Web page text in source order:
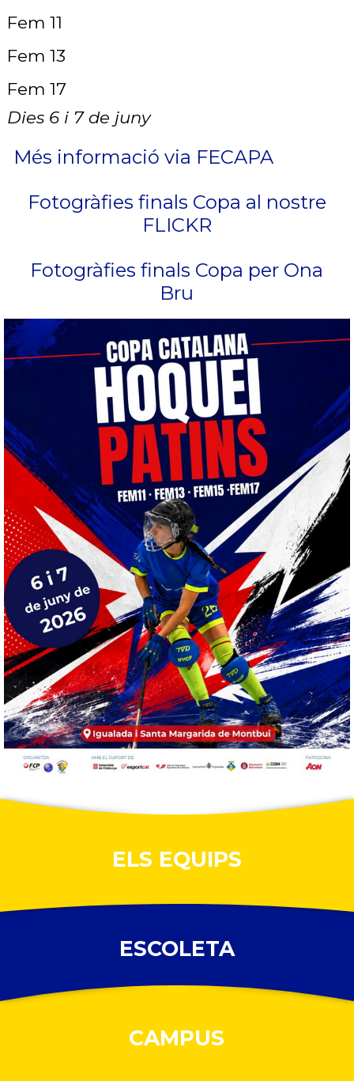
Fem 11
Fem 13
Fem 17
Dies 6 i 7 de juny
Més informació via FECAPA
Fotogràfies finals Copa al nostre
FLICKR
Fotogràfies finals Copa per Ona
Bru
ELS EQUIPS
ESCOLETA
CAMPUS